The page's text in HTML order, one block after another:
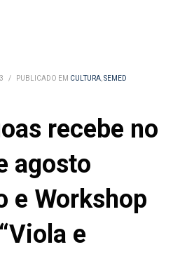
/ PUBLICADO EM CULTURA,SEMED
recebe no
agosto
e Workshop
e